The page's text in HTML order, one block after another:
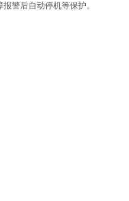
警后自动停机等保护。